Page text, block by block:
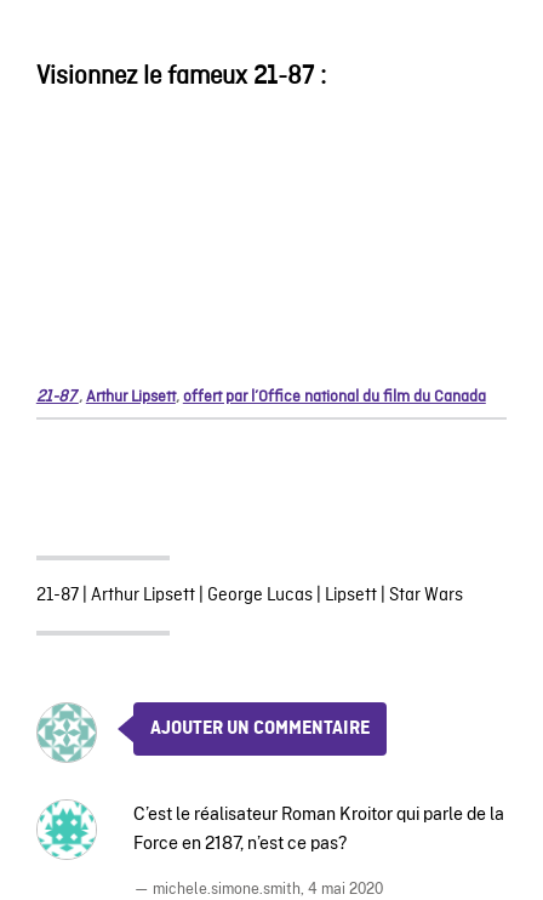
Visionnez le fameux 21-87 :
21-87,Arthur Lipsett,offert par l’Office national du film du Canada
21-87| Arthur Lipsett| George Lucas| Lipsett| Star Wars
AJOUTER UN COMMENTAIRE
C’est le réalisateur Roman Kroitor qui parle de la
Force en 2187, n’est ce pas?
— michele.simone.smith, 4 mai 2020